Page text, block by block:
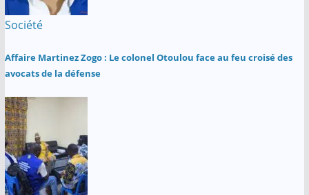
Société
Affaire Martinez Zogo : Le colonel Otoulou face au feu croisé des
avocats de la défense